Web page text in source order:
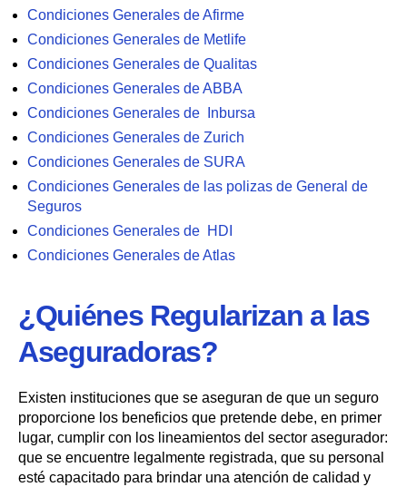
Condiciones Generales de Afirme
Condiciones Generales de Metlife
Condiciones Generales de Qualitas
Condiciones Generales de ABBA
Condiciones Generales de Inbursa
Condiciones Generales de Zurich
Condiciones Generales de SURA
Condiciones Generales de las polizas de General de
Seguros
Condiciones Generales de HDI
Condiciones Generales de Atlas
¿Quiénes Regularizan a las
Aseguradoras?
Existen instituciones que se aseguran de que un seguro
proporcione los beneficios que pretende debe, en primer
lugar, cumplir con los lineamientos del sector asegurador:
que se encuentre legalmente registrada, que su personal
esté capacitado para brindar una atención de calidad y